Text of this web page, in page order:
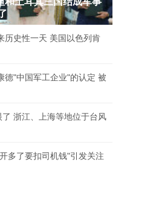
历史性一天 美国以色列肯
德"中国军工企业"的认定 被
浙江、上海等地位于台风
多了要扣司机钱"引发关注